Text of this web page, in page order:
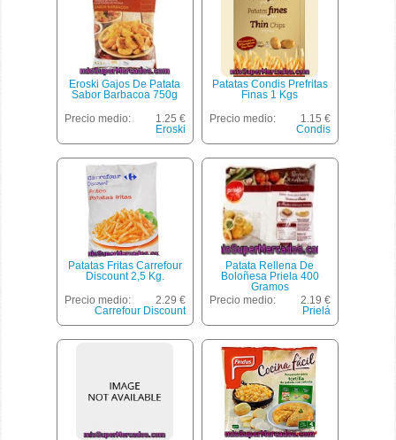
Eroski Gajos De Patata
Sabor Barbacoa 750g
Precio medio:
1.25 €
Eroski
Patatas Condis Prefritas
Finas 1 Kgs
Precio medio:
1.15 €
Condis
Patatas Fritas Carrefour
Discount 2,5 Kg.
Precio medio:
2.29 €
Carrefour Discount
Patata Rellena De
Boloñesa Priela 400
Gramos
Precio medio:
2.19 €
Prielá